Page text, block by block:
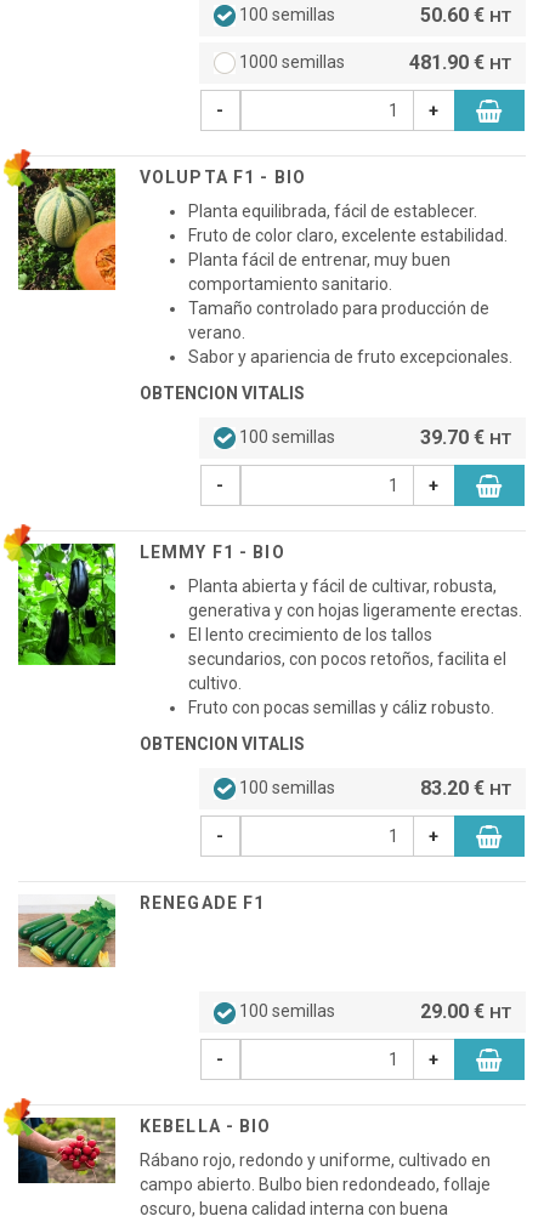
100 semillas 50.60 € HT
1000 semillas 481.90 € HT
- +
VOLUPTA F1 - BIO
Planta equilibrada, fácil de establecer.
Fruto de color claro, excelente estabilidad.
Planta fácil de entrenar, muy buen
comportamiento sanitario.
Tamaño controlado para producción de
verano.
Sabor y apariencia de fruto excepcionales.
OBTENCION VITALIS
100 semillas 39.70 € HT
- +
LEMMY F1 - BIO
Planta abierta y fácil de cultivar, robusta,
generativa y con hojas ligeramente erectas.
El lento crecimiento de los tallos
secundarios, con pocos retoños, facilita el
cultivo.
Fruto con pocas semillas y cáliz robusto.
OBTENCION VITALIS
100 semillas 83.20 € HT
- +
RENEGADE F1
100 semillas 29.00 € HT
- +
KEBELLA - BIO
Rábano rojo, redondo y uniforme, cultivado en
campo abierto. Bulbo bien redondeado, follaje
oscuro, buena calidad interna con buena